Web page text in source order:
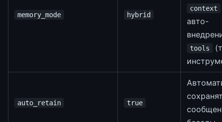
memory_mode hybrid
context
авто-
tools
auto_retain true